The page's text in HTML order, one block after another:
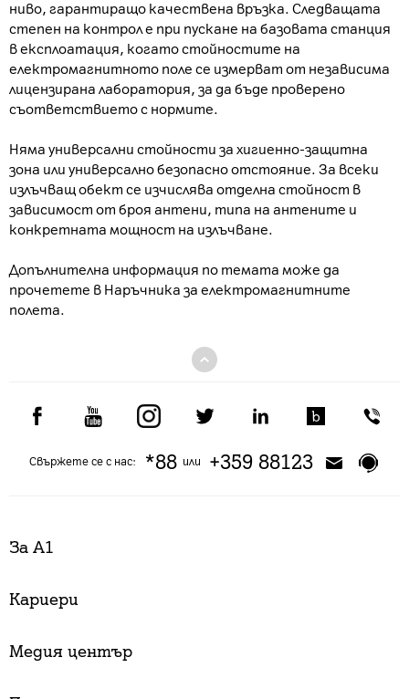
ниво, гарантиращо качествена връзка. Следващата
степен на контрол е при пускане на базовата станция
в експлоатация, когато стойностите на
електромагнитното поле се измерват от независима
лицензирана лаборатория, за да бъде проверено
съответствието с нормите.
Няма универсални стойности за хигиенно-защитна
зона или универсално безопасно отстояние. За всеки
излъчващ обект се изчислява отделна стойност в
зависимост от броя антени, типа на антените и
конкретната мощност на излъчване.
Допълнителна информация по темата може да
прочетете в Наръчника за електромагнитните
полета.
Свържете се с нас: *88или +359 88123
За А1
Кариери
Медия център